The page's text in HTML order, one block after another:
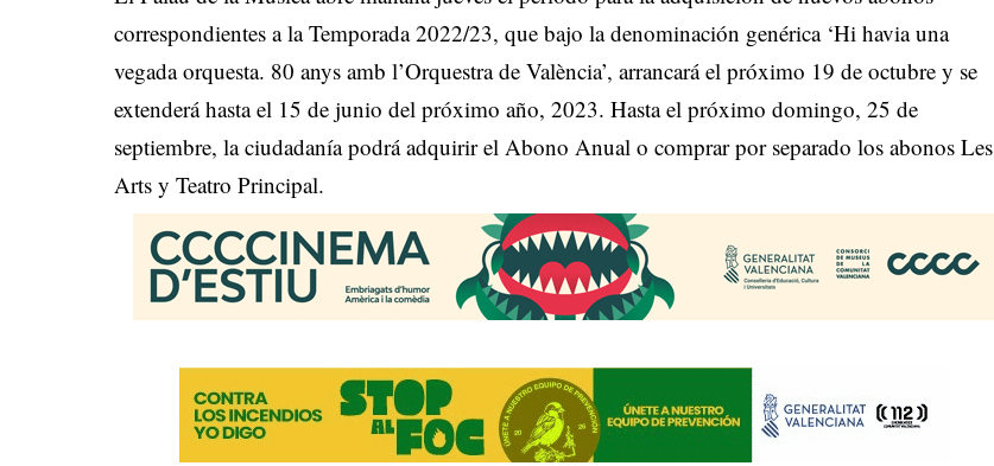
correspondientes a la Temporada 2022/23, que bajo la denominación genérica ‘Hi havia una
vegada orquesta. 80 anys amb l’Orquestra de València’, arrancará el próximo 19 de octubre y se
extenderá hasta el 15 de junio del próximo año, 2023. Hasta el próximo domingo, 25 de
septiembre, la ciudadanía podrá adquirir el Abono Anual o comprar por separado los abonos Les
Arts y Teatro Principal.